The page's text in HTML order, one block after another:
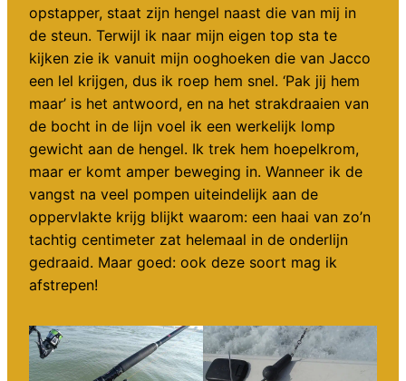
opstapper, staat zijn hengel naast die van mij in
de steun. Terwijl ik naar mijn eigen top sta te
kijken zie ik vanuit mijn ooghoeken die van Jacco
een lel krijgen, dus ik roep hem snel. ‘Pak jij hem
maar’ is het antwoord, en na het strakdraaien van
de bocht in de lijn voel ik een werkelijk lomp
gewicht aan de hengel. Ik trek hem hoepelkrom,
maar er komt amper beweging in. Wanneer ik de
vangst na veel pompen uiteindelijk aan de
oppervlakte krijg blijkt waarom: een haai van zo’n
tachtig centimeter zat helemaal in de onderlijn
gedraaid. Maar goed: ook deze soort mag ik
afstrepen!